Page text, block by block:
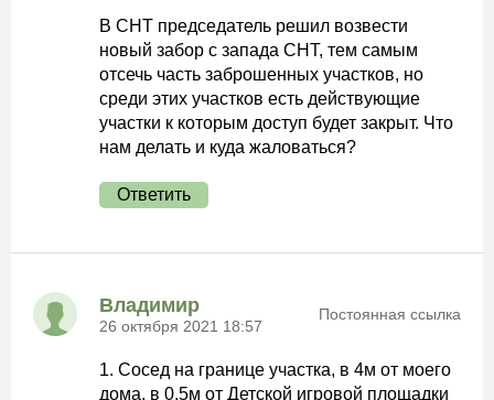
В СНТ председатель решил возвести
новый забор с запада СНТ, тем самым
отсечь часть заброшенных участков, но
среди этих участков есть действующие
участки к которым доступ будет закрыт. Что
нам делать и куда жаловаться?
Ответить
Владимир
26 октября 2021 18:57
Постоянная ссылка
1. Сосед на границе участка, в 4м от моего
дома, в 0,5м от Детской игровой площадки